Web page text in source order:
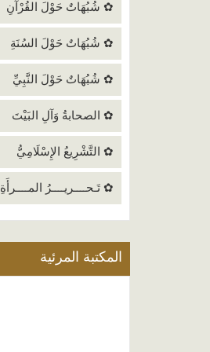
✿ شُبُهَاتٌ حَوْلَ القُرْآنِ
✿ شُبُهَاتٌ حَوْلَ السُنَةِ
✿ شُبُهَاتٌ حَوْلَ النَّبِيِّ
✿ الصحابةُ وَآلِ البَيْتَ
✿ التَّشْرِيعُ الإِسْلَامِيُّ
✿ تَـحــــريــــرُ المــــرأَةِ
المكتبة المرئية